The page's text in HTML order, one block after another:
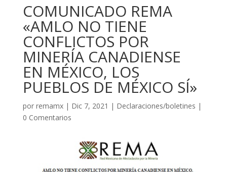
COMUNICADO REMA
«AMLO NO TIENE
CONFLICTOS POR
MINERÍA CANADIENSE
EN MÉXICO, LOS
PUEBLOS DE MÉXICO SÍ»
por remamx| Dic 7, 2021 | Declaraciones/boletines |
0 Comentarios